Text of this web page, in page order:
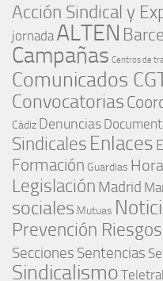
Acción Sindical y
jornada ALTEN
Campañas Centros de
Comunicados
Convocatorias
Cádiz Denuncias
Sindicales Enlaces
Formación Guardias
Legislación Madrid
sociales Mutuas
Prevención Riesgos
Secciones Sentencias
Sindicalismo